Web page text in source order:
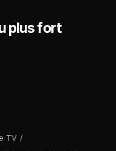
TV /
plus fort